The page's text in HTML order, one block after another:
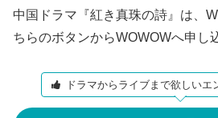
中国ドラマ『紅き真珠の詩』は、
ちらのボタンからWOWOWへ申し
ドラマからライブまで欲しいエ